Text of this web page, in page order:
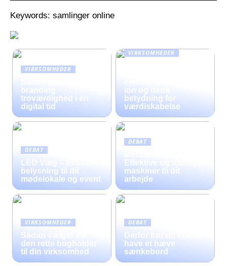
Keywords: samlinger online
VIRKSOMHEDER
branding
troværdighed i en
digital tid
VIRKSOMHEDER
ion og dens
betydning for
værdiskabelse
DEBAT
LED Væg – Effektiv
belysning til dit
mødelokale og event
DEBAT
Effektive og alsidige
maskiner til dit
arbejde
VIRKSOMHEDER
Sådan vælger du
den rette bogholder
til din virksomhed
DEBAT
Derfor bør dit kontor
have et hæve
sænkebord